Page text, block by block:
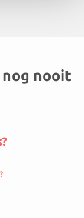
nooit